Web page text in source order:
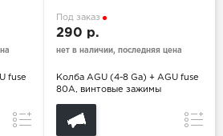
fuse
Сравнение
Под заказ
290 р.
нет в наличии, последняя цена
Колба AGU (4-8 Ga) + AGU fuse
80A, винтовые зажимы